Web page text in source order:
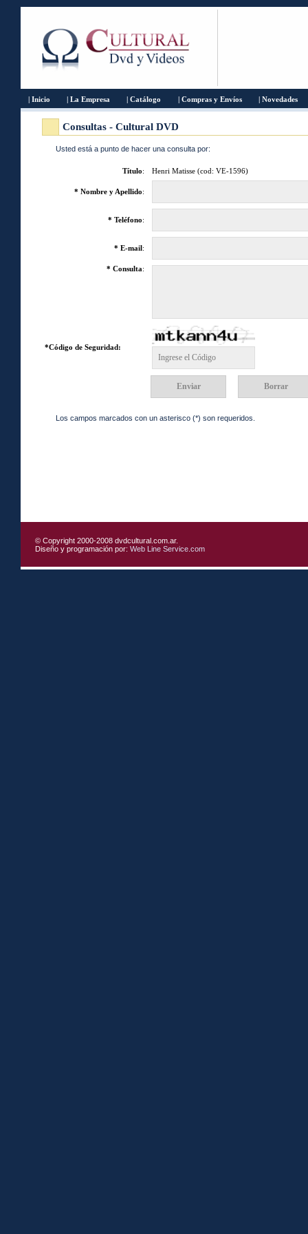
| Inicio | La Empresa | Catálogo | Compras y Envíos | Novedades
Consultas - Cultural DVD
Usted está a punto de hacer una consulta por:
Título: Henri Matisse (cod: VE-1596)
* Nombre y Apellido:
* Teléfono:
* E-mail :
* Consulta:
*Código de Seguridad:
Los campos marcados con un asterisco (*) son requeridos.
© Copyright 2000-2008 dvdcultural.com.ar.
Diseño y programación por:Web Line Service.com